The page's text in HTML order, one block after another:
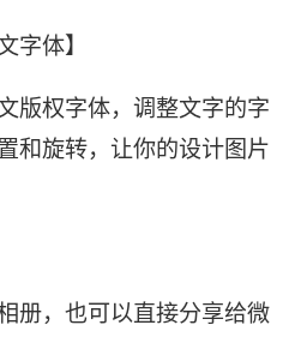
字体】
版权字体，调整文字的字
和旋转，让你的设计图片
册，也可以直接分享给微